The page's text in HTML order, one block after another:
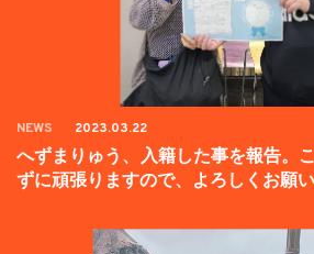
NEWS 2023.03.22
へずまりゅう、入籍した事を報告。
ずに頑張りますので、よろしくお願